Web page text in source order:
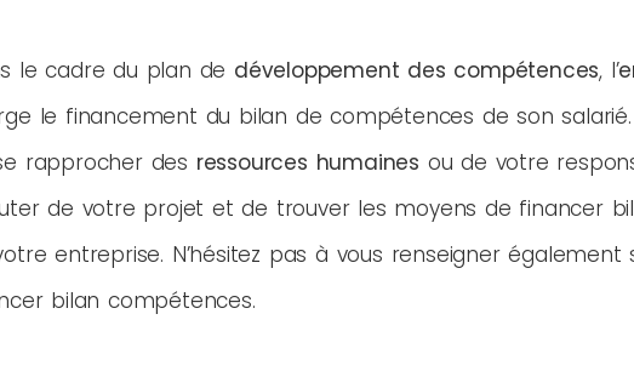
le cadre du plan de développement des compétences, l’
le financement du bilan de compétences de son salarié.
rapprocher des ressources humaines ou de votre
de votre projet et de trouver les moyens de financer
entreprise. N’hésitez pas à vous renseigner également
bilan compétences.